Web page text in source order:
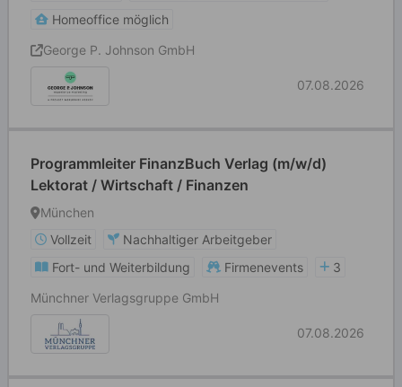
Homeoffice möglich
George P. Johnson GmbH
07.08.2026
Programmleiter FinanzBuch Verlag (m/w/d)
Lektorat / Wirtschaft / Finanzen
München
Vollzeit
Nachhaltiger Arbeitgeber
Fort- und Weiterbildung
Firmenevents
3
Münchner Verlagsgruppe GmbH
07.08.2026